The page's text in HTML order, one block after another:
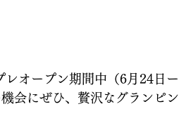
オープン期間中（6月24日ー
会にぜひ、贅沢なグランピン